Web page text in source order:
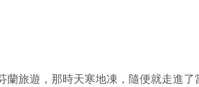
蘭旅遊，那時天寒地凍，隨便就走進